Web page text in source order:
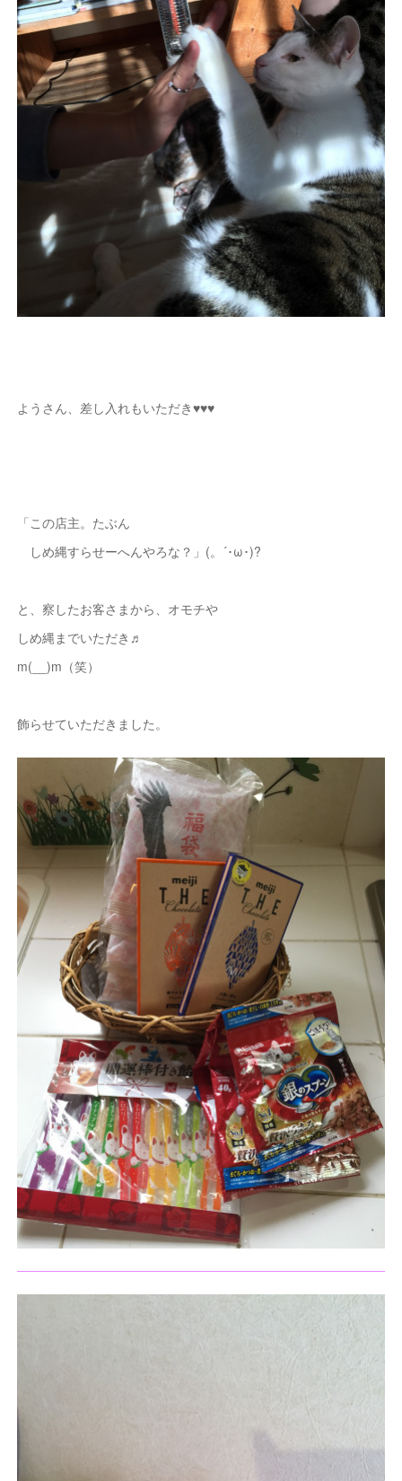
ようさん、差し入れもいただき♥♥♥
「この店主。たぶん
しめ縄すらせーへんやろな？」(。´･ω･)?
と、察したお客さまから、オモチや
しめ縄までいただき♬
m(__)m（笑）
飾らせていただきました。